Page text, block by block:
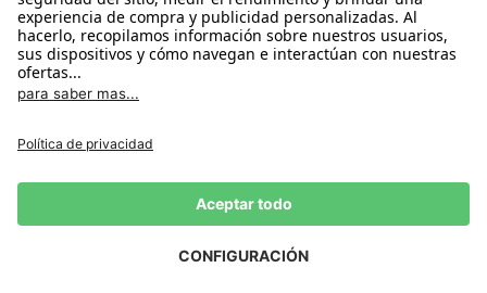
España
Condiciones Compra
Declarar el desistimiento
Aviso Legal
Configuración de cookies